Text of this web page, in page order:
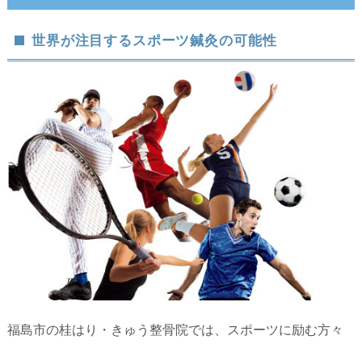
世界が注目するスポーツ鍼灸の可能性
福島市の桂はり・きゅう整骨院では、スポーツに励む方々